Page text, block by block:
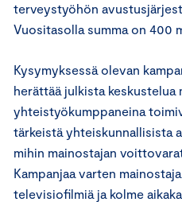
terveystyöhön
Vuositasolla summa on 400
Kysymyksessä olevan
herättää julkista keskustelua
yhteistyökumppaneina
tärkeistä yhteiskunnallisista
mihin mainostajan
Kampanjaa varten
televisiofilmiä ja kolme